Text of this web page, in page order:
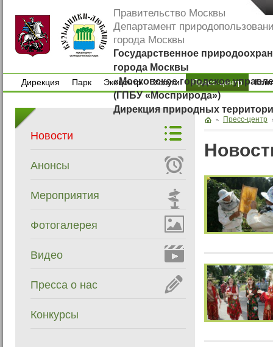
Правительство Москвы
Департамент
города Москвы
Государственное
города Москвы
«Московское городское
(ГПБУ «Мосприрода»)
Дирекция природных
Дирекция
Парк
Экоцентр
Экоцентр
Услуги
Услуги
Пресс-центр
Новости
Анонсы
Мероприятия
Фотогалерея
Видео
Пресса о нас
Конкурсы
Пресс-центр